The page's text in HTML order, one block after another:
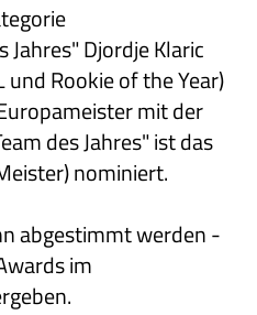
Djordje Klaric
und Rookie of the Year)
mit der
des Jahres" ist das
nominiert.
abgestimmt werden -
im